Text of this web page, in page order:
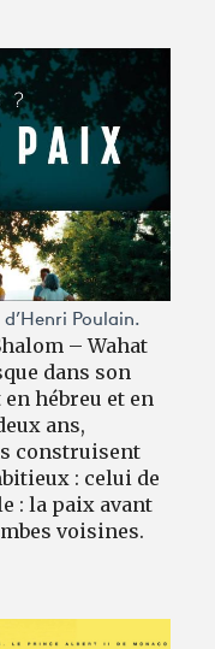
Poulain.
– Wahat
dans son
hébreu et en
ans,
construisent
: celui de
: la paix avant
voisines.